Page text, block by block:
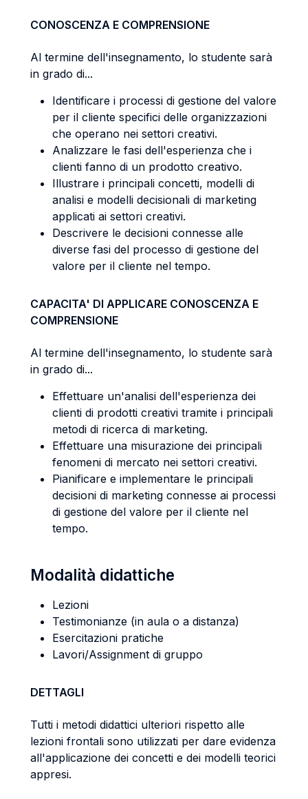
CONOSCENZA E COMPRENSIONE
Al termine dell'insegnamento, lo studente sarà
in grado di...
Identificare i processi di gestione del valore
per il cliente specifici delle organizzazioni
che operano nei settori creativi.
Analizzare le fasi dell'esperienza che i
clienti fanno di un prodotto creativo.
Illustrare i principali concetti, modelli di
analisi e modelli decisionali di marketing
applicati ai settori creativi.
Descrivere le decisioni connesse alle
diverse fasi del processo di gestione del
valore per il cliente nel tempo.
CAPACITA' DI APPLICARE CONOSCENZA E
COMPRENSIONE
Al termine dell'insegnamento, lo studente sarà
in grado di...
Effettuare un'analisi dell'esperienza dei
clienti di prodotti creativi tramite i principali
metodi di ricerca di marketing.
Effettuare una misurazione dei principali
fenomeni di mercato nei settori creativi.
Pianificare e implementare le principali
decisioni di marketing connesse ai processi
di gestione del valore per il cliente nel
tempo.
Modalità didattiche
Lezioni
Testimonianze (in aula o a distanza)
Esercitazioni pratiche
Lavori/Assignment di gruppo
DETTAGLI
Tutti i metodi didattici ulteriori rispetto alle
lezioni frontali sono utilizzati per dare evidenza
all'applicazione dei concetti e dei modelli teorici
appresi.